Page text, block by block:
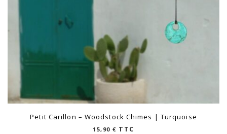
Petit Carillon – Woodstock Chimes | Turquoise
15,90€ TTC